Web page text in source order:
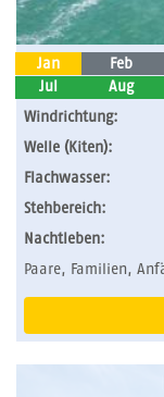
Jan Feb
Jul
Aug
Windrichtung:
Welle (Kiten):
Flachwasser:
Stehbereich:
Nachtleben:
Paare, Familien,